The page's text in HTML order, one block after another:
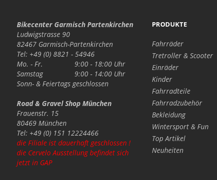
Bikecenter Garmisch Partenkirchen
Ludwigstrasse 90
82467 Garmisch-Partenkirchen
Tel: +49 (0) 8821 - 54946
Mo. - Fr.
9:00 - 18:00 Uhr
Samstag
9:00 - 14:00 Uhr
Sonn- & Feiertagsgeschlossen
Road & Gravel Shop München
Frauenstr. 15
80469 München
Tel: +49 (0) 151 12224466
die Filiale ist dauerhaft geschlossen !
die Cervelo Ausstellung befindet sich
jetzt in GAP
PRODUKTE
Fahrräder
Tretroller & Scooter
Einräder
Kinder
Fahrradteile
Fahrradzubehör
Bekleidung
Wintersport & Fun
Top Artikel
Neuheiten